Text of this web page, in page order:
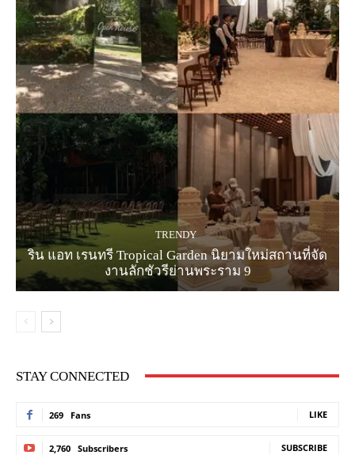
TRENDY
ริน แอท เรนทรี Tropical Garden นิยามใหม่สถานที่จัด
งานลักชัวรีย่านพระราม 9
STAY CONNECTED
269 Fans LIKE
2,760 Subscribers SUBSCRIBE